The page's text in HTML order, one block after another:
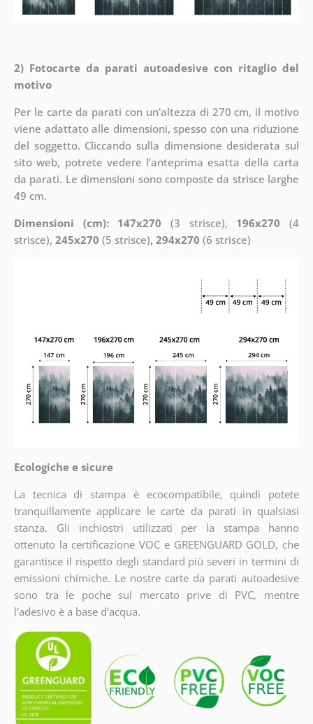
2) Fotocarte da parati autoadesive con ritaglio del
motivo
Per le carte da parati con un'altezza di 270 cm, il motivo
viene adattato alle dimensioni, spesso con una riduzione
del soggetto. Cliccando sulla dimensione desiderata sul
sito web, potrete vedere l’anteprima esatta della carta
da parati. Le dimensioni sono composte da strisce larghe
49 cm.
Dimensioni (cm): 147x270 (3 strisce), 196x270 (4
strisce), 245x270 (5 strisce), 294x270 (6 strisce)
Ecologiche e sicure
La tecnica di stampa è ecocompatibile, quindi potete
tranquillamente applicare le carte da parati in qualsiasi
stanza. Gli inchiostri utilizzati per la stampa hanno
ottenuto la certificazione VOC e GREENGUARD GOLD, che
garantisce il rispetto degli standard più severi in termini di
emissioni chimiche. Le nostre carte da parati autoadesive
sono tra le poche sul mercato prive di PVC, mentre
l'adesivo è a base d'acqua.